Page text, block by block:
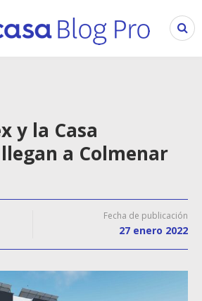
y la Casa
a Colmenar
Fecha de publicación
27 enero 2022